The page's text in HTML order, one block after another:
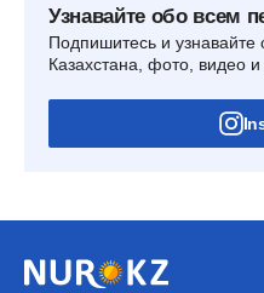
Узнавайте обо всем
Подпишитесь и узнавайте
Казахстана, фото, видео и